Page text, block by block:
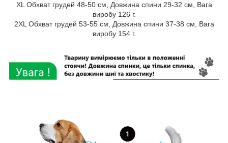
XL Обхват грудей 48-50 см, Довжина спини 29-32 см, Вага
виробу 126 г.
2XL Обхват грудей 53-55 см, Довжина спини 37-38 см, Вага
виробу 154 г.